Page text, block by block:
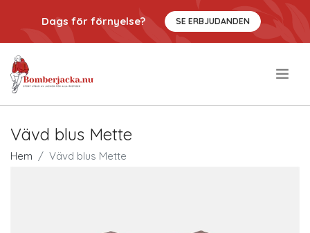
Dags för förnyelse? SE ERBJUDANDEN
Vävd blus Mette
Hem Vävd blus Mette